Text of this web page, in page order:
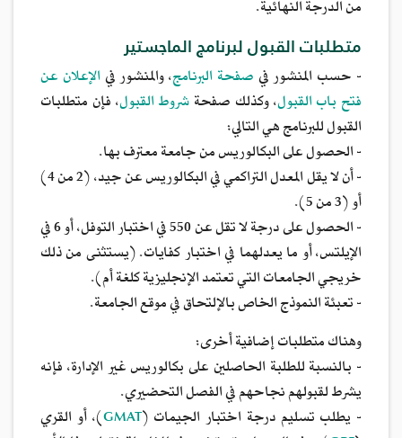
من الدرجة النهائية.
متطلبات القبول لبرنامج الماجستير
- حسب المنشور فيصفحة البرنامج، والمنشور فيالإعلان عن
فتح باب القبول، وكذلك صفحةشروط القبول، فإن متطلبات
القبول للبرنامج هي التالي:
- الحصول على البكالوريس من جامعة معترف بها.
- أن لا يقل المعدل التراكمي في البكالوريس عن جيد، (2 من 4)
أو (3 من 5).
- الحصول على درجة لا تقل عن 550 في اختبار التوفل، أو 6 في
الإيلتس، أو ما يعدلهما في اختبار كفايات. (يستثنى من ذلك
خريجي الجامعات التي تعتمد الإنجليزية كلغة أم).
- تعبئة النموذج الخاص بالإلتحاق في موقع الجامعة.
وهناك متطلبات إضافية أخرى:
- بالنسبة للطلبة الحاصلين على بكالوريس غير الإدارة، فإنه
يشرط لقبولهم نجاحهم في الفصل التحضيري.
- يطلب تسليم درجة اختبار الجيمات (GMAT)، أو القري